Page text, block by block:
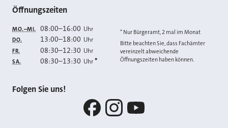
Öffnungszeiten
MO.–MI. 08:00–16:00 Uhr
DO. 13:00–18:00 Uhr
FR. 08:30–12:30 Uhr
SA. 08:30–13:30 Uhr *
* Nur Bürgeramt, 2 mal im Monat
Bitte beachten Sie, dass Fachämter
vereinzelt abweichende
Öffnungszeiten haben können.
Folgen Sie uns!